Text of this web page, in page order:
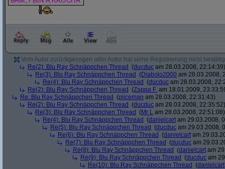
Vom Autor zurückgezogen oder Autor hat seine Registrierung nicht
Re(2): Blu Ray Schnäppchen Thread (ducduc am 28.03.2008, 22:14:39)
Re(3): Blu Ray Schnäppchen Thread (Diabolo2000 am 28.03.2008,
Re(4): Blu Ray Schnäppchen Thread (ducduc am 28.03.2008,
Re(2): Blu Ray Schnäppchen Thread (Zappa F. am 18.01.2009,
Re: Blu Ray Schnäppchen Thread (piiceman am 28.03.2008, 22:31:43)
Re(2): Blu Ray Schnäppchen Thread (ducduc am 28.03.2008, 22:35:52)
Re(3): Blu Ray Schnäppchen Thread (Mr L am 28.03.2008, 22:51:08)
Re(4): Blu Ray Schnäppchen Thread (danielcart am 29.03.2008,
Re(5): Blu Ray Schnäppchen Thread (ducduc am 29.03.2008,
Re(6): Blu Ray Schnäppchen Thread (danielcart am
Re(7): Blu Ray Schnäppchen Thread (ducduc am
Re(8): Blu Ray Schnäppchen Thread (danielcart am
Re(9): Blu Ray Schnäppchen Thread (ducduc am
Re(10): Blu Ray Schnäppchen Thread (danielcart